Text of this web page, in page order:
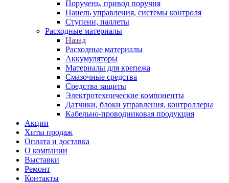
Поручень, привод поручня
Панель управления, системы контроля
Ступени, паллеты
Расходные материалы
Назад
Расходные материалы
Аккумуляторы
Материалы для крепежа
Смазочные средства
Средства защиты
Электротехнические компоненты
Датчики, блоки управления, контроллеры
Кабельно-проводниковая продукция
Акции
Хиты продаж
Оплата и доставка
О компании
Выставки
Ремонт
Контакты